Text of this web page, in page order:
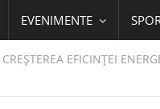
EVENIMENTE
EFICINŢEI